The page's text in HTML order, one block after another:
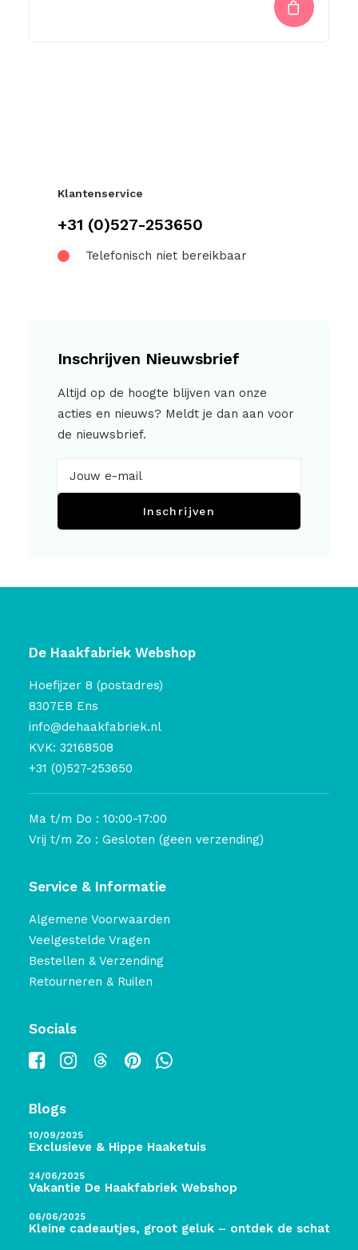
Klantenservice
+31 (0)527-253650
Telefonisch niet bereikbaar
Inschrijven Nieuwsbrief
Altijd op de hoogte blijven van onze
acties en nieuws? Meldt je dan aan voor
de nieuwsbrief.
Inschrijven
De Haakfabriek Webshop
Hoefijzer 8 (postadres)
8307EB Ens
info@dehaakfabriek.nl
KVK: 32168508
+31 (0)527-253650
Ma t/m Do : 10:00-17:00
Vrij t/m Zo : Gesloten (geen verzending)
Service & Informatie
Algemene Voorwaarden
Veelgestelde Vragen
Bestellen & Verzending
Retourneren & Ruilen
Socials
Blogs
10/09/2025
Exclusieve & Hippe Haaketuis
24/06/2025
Vakantie De Haakfabriek Webshop
06/06/2025
Kleine cadeautjes, groot geluk – ontdek de schatten